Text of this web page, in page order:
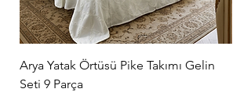
Arya Yatak Örtüsü Pike Takımı Gelin
Seti 9 Parça